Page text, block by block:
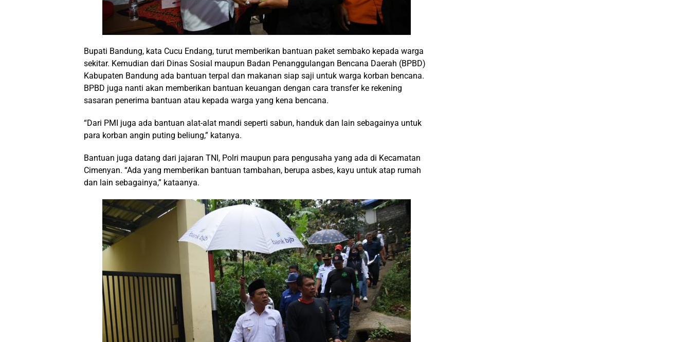
Bupati Bandung, kata Cucu Endang, turut memberikan bantuan paket sembako kepada warga
sekitar. Kemudian dari Dinas Sosial maupun Badan Penanggulangan Bencana Daerah (BPBD)
Kabupaten Bandung ada bantuan terpal dan makanan siap saji untuk warga korban bencana.
BPBD juga nanti akan memberikan bantuan keuangan dengan cara transfer ke rekening
sasaran penerima bantuan atau kepada warga yang kena bencana.
“Dari PMI juga ada bantuan alat-alat mandi seperti sabun, handuk dan lain sebagainya untuk
para korban angin puting beliung,” katanya.
Bantuan juga datang dari jajaran TNI, Polri maupun para pengusaha yang ada di Kecamatan
Cimenyan. “Ada yang memberikan bantuan tambahan, berupa asbes, kayu untuk atap rumah
dan lain sebagainya,” kataanya.